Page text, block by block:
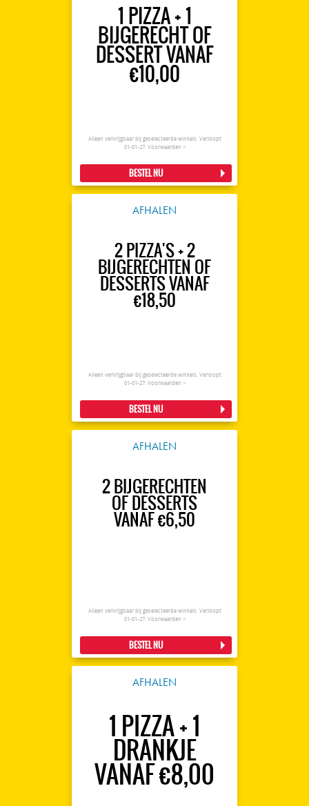
1 PIZZA + 1
BIJGERECHT OF
DESSERT VANAF
€10,00
Alleen verkrijgbaar bij geselecteerde winkels. Verloopt
01-01-27. Voorwaarden >
BESTEL NU
AFHALEN
2 PIZZA'S + 2
BIJGERECHTEN OF
DESSERTS VANAF
€18,50
Alleen verkrijgbaar bij geselecteerde winkels. Verloopt
01-01-27. Voorwaarden >
BESTEL NU
AFHALEN
2 BIJGERECHTEN
OF DESSERTS
VANAF €6,50
Alleen verkrijgbaar bij geselecteerde winkels. Verloopt
01-01-27. Voorwaarden >
BESTEL NU
AFHALEN
1 PIZZA + 1
DRANKJE
VANAF €8,00